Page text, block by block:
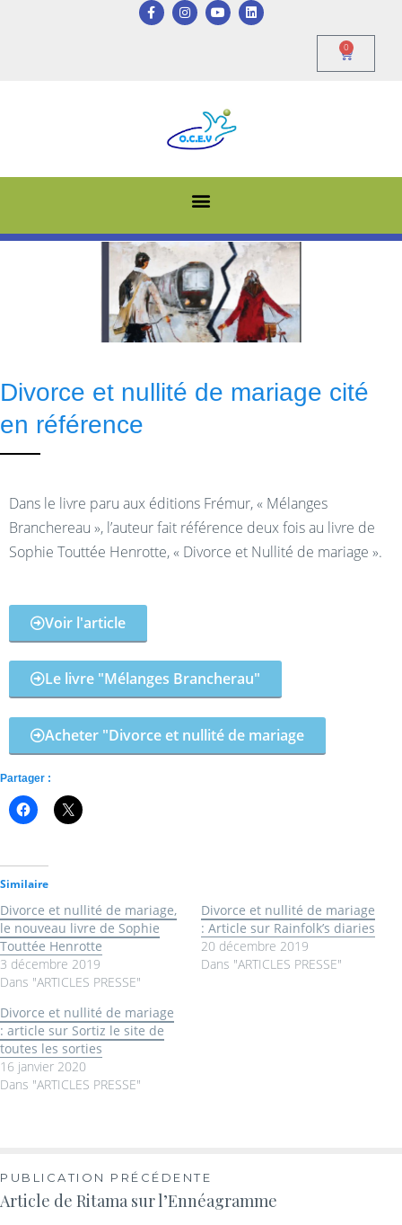
0
Divorce et nullité de mariage cité
en référence
Dans le livre paru aux éditions Frémur, « Mélanges
Branchereau », l’auteur fait référence deux fois au livre de
Sophie Touttée Henrotte, « Divorce et Nullité de mariage ».
Voir l'article
Le livre "Mélanges Brancherau"
Acheter "Divorce et nullité de mariage
Partager :
Similaire
Divorce et nullité de mariage,
le nouveau livre de Sophie
Touttée Henrotte
3 décembre 2019
Dans "ARTICLES PRESSE"
Divorce et nullité de mariage
: Article sur Rainfolk’s diaries
20 décembre 2019
Dans "ARTICLES PRESSE"
Divorce et nullité de mariage
: article sur Sortiz le site de
toutes les sorties
16 janvier 2020
Dans "ARTICLES PRESSE"
PUBLICATION PRÉCÉDENTE
Article de Ritama sur l’Ennéagramme